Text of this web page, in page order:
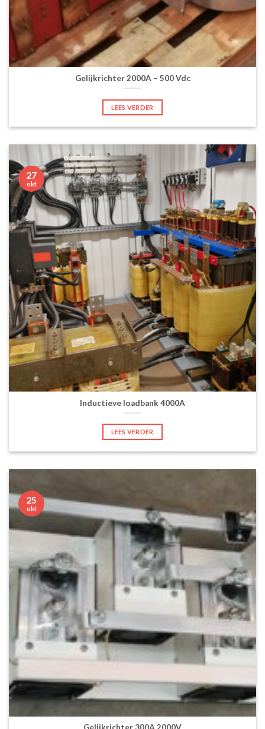
Gelijkrichter 2000A – 500 Vdc
LEES VERDER
Inductieve loadbank 4000A
LEES VERDER
27
okt
25
okt